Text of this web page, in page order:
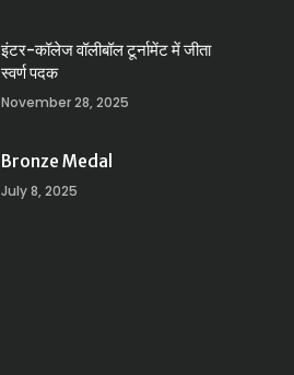
इंटर-कॉलेज वॉलीबॉल टूर्नामेंट में जीता
स्वर्ण पदक
November 28, 2025
Bronze Medal
July 8, 2025